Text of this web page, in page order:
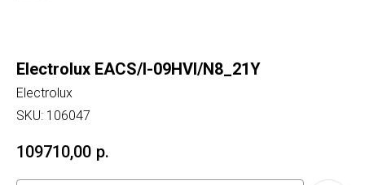
Electrolux EACS/I-09HVI/N8_21Y
Electrolux
SKU: 106047
109710,00 р.